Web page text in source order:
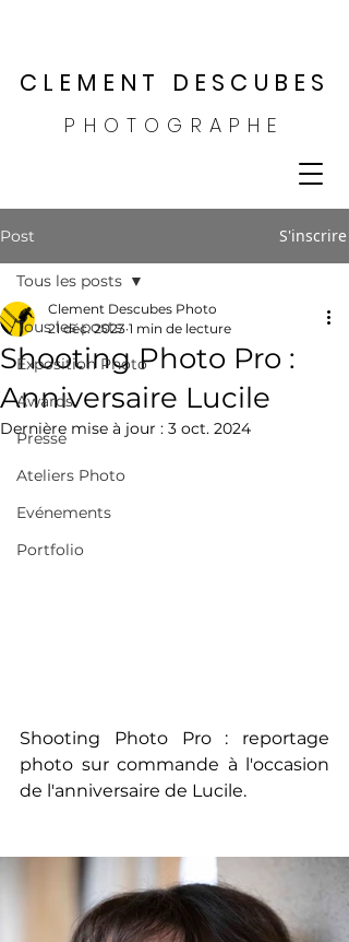
PHOTOGRAPHE
CLEMENT DESCUBES
Post S'inscrire
Tous les posts
Exposition Photo
Awards
Presse
Ateliers Photo
Evénements
Portfolio
Tous les posts
Shooting Photo Pro :
Anniversaire Lucile
Clement Descubes Photo
21 déc. 2023 1 min de lecture
Dernière mise à jour : 3 oct. 2024
Shooting Photo Pro : reportage
photo sur commande à l'occasion
de l'anniversaire de Lucile.